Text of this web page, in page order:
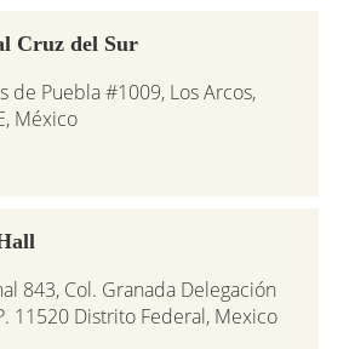
Cruz del Sur
de Puebla #1009, Los Arcos,
México
843, Col. Granada Delegación
11520 Distrito Federal, Mexico